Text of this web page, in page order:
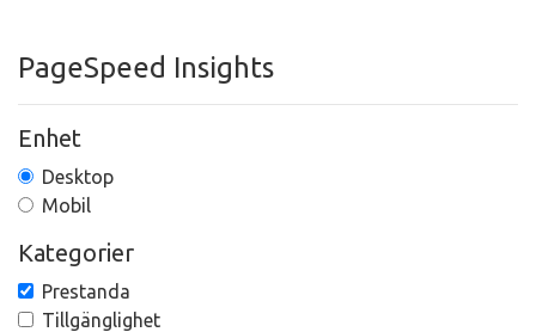
PageSpeed Insights
Enhet
Desktop
Mobil
Kategorier
Prestanda
Tillgänglighet